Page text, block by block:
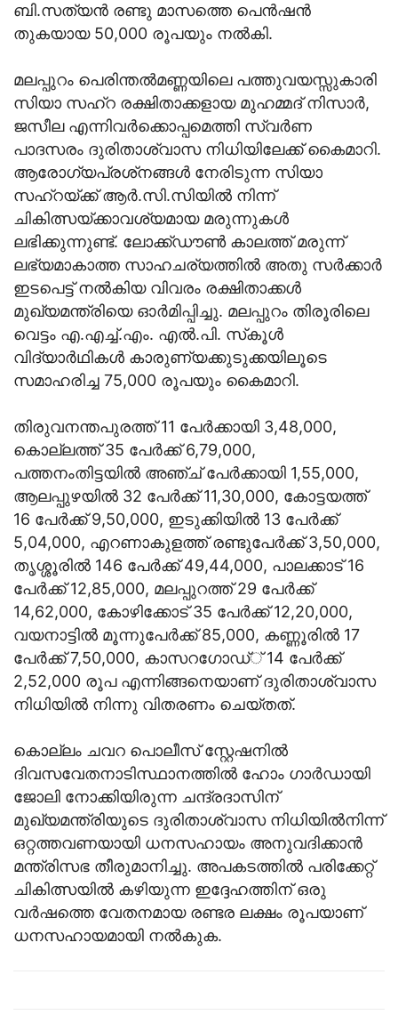
ബി.സത്യന്‍ രണ്ടു മാസത്തെ പെന്‍ഷന്‍
തുകയായ 50,000 രൂപയും നല്‍കി.
മലപ്പുറം പെരിന്തല്‍മണ്ണയിലെ പത്തുവയസ്സുകാരി
സിയാ സഹ്‌റ രക്ഷിതാക്കളായ മുഹമ്മദ് നിസാര്‍,
ജസീല എന്നിവര്‍ക്കൊപ്പമെത്തി സ്വര്‍ണ
പാദസരം ദുരിതാശ്വാസ നിധിയിലേക്ക് കൈമാറി.
ആരോഗ്യപ്രശ്‌നങ്ങള്‍ നേരിടുന്ന സിയാ
സഹ്റയ്ക്ക് ആര്‍.സി.സിയില്‍ നിന്ന്
ചികിത്സയ്ക്കാവശ്യമായ മരുന്നുകള്‍
ലഭിക്കുന്നുണ്ട്. ലോക്ക്ഡൗണ്‍ കാലത്ത് മരുന്ന്
ലഭ്യമാകാത്ത സാഹചര്യത്തില്‍ അതു സര്‍ക്കാര്‍
ഇടപെട്ട് നല്‍കിയ വിവരം രക്ഷിതാക്കള്‍
മുഖ്യമന്ത്രിയെ ഓര്‍മിപ്പിച്ചു. മലപ്പുറം തിരൂരിലെ
വെട്ടം എ.എച്ച്.എം. എല്‍.പി. സ്‌കൂള്‍
വിദ്യാര്‍ഥികള്‍ കാരുണ്യക്കുടുക്കയിലൂടെ
സമാഹരിച്ച 75,000 രൂപയും കൈമാറി.
തിരുവനന്തപുരത്ത് 11 പേര്‍ക്കായി 3,48,000,
കൊല്ലത്ത് 35 പേര്‍ക്ക് 6,79,000,
പത്തനംതിട്ടയില്‍ അഞ്ച് പേര്‍ക്കായി 1,55,000,
ആലപ്പുഴയില്‍ 32 പേര്‍ക്ക് 11,30,000, കോട്ടയത്ത്
16 പേര്‍ക്ക് 9,50,000, ഇടുക്കിയില്‍ 13 പേര്‍ക്ക്
5,04,000, എറണാകുളത്ത് രണ്ടുപേര്‍ക്ക് 3,50,000,
തൃശ്ശൂരില്‍ 146 പേര്‍ക്ക് 49,44,000, പാലക്കാട് 16
പേര്‍ക്ക് 12,85,000, മലപ്പുറത്ത് 29 പേര്‍ക്ക്
14,62,000, കോഴിക്കോട് 35 പേര്‍ക്ക് 12,20,000,
വയനാട്ടില്‍ മൂന്നുപേര്‍ക്ക് 85,000, കണ്ണൂരില്‍ 17
പേര്‍ക്ക് 7,50,000, കാസറഗോഡ്് 14 പേര്‍ക്ക്
2,52,000 രൂപ എന്നിങ്ങനെയാണ് ദുരിതാശ്വാസ
നിധിയില്‍ നിന്നു വിതരണം ചെയ്തത്.
കൊല്ലം ചവറ പൊലീസ് സ്റ്റേഷനില്‍
ദിവസവേതനാടിസ്ഥാനത്തില്‍ ഹോം ഗാര്‍ഡായി
ജോലി നോക്കിയിരുന്ന ചന്ദ്രദാസിന്
മുഖ്യമന്ത്രിയുടെ ദുരിതാശ്വാസ നിധിയില്‍നിന്ന്
ഒറ്റത്തവണയായി ധനസഹായം അനുവദിക്കാന്‍
മന്ത്രിസഭ തീരുമാനിച്ചു. അപകടത്തില്‍ പരിക്കേറ്റ്
ചികിത്സയില്‍ കഴിയുന്ന ഇദ്ദേഹത്തിന് ഒരു
വര്‍ഷത്തെ വേതനമായ രണ്ടര ലക്ഷം രൂപയാണ്
ധനസഹായമായി നല്‍കുക.